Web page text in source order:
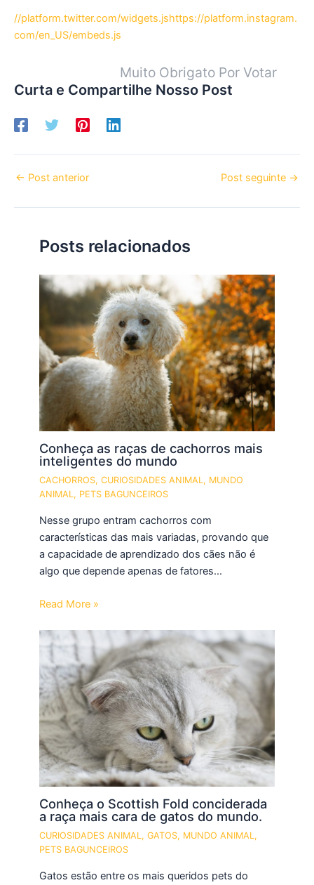
//platform.twitter.com/widgets.jshttps://platform.instagram.
com/en_US/embeds.js
Muito Obrigato Por Votar
Curta e Compartilhe Nosso Post
← Post anterior Post seguinte →
Posts relacionados
Conheça as raças de cachorros mais
inteligentes do mundo
CACHORROS,CURIOSIDADES ANIMAL , MUNDO
ANIMAL , PETS BAGUNCEIROS
Nesse grupo entram cachorros com
características das mais variadas, provando que
a capacidade de aprendizado dos cães não é
algo que depende apenas de fatores…
Read More »
Conheça o Scottish Fold conciderada
a raça mais cara de gatos do mundo.
CURIOSIDADES ANIMAL ,GATOS, MUNDO ANIMAL ,
PETS BAGUNCEIROS
Gatos estão entre os mais queridos pets do